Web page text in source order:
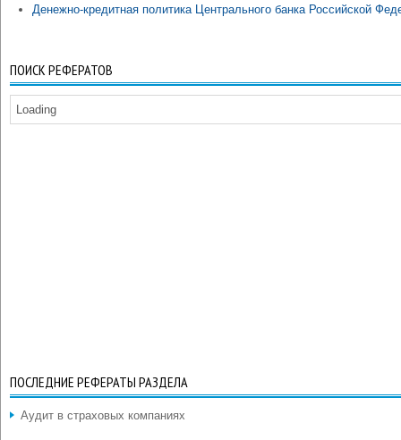
Денежно-кредитная политика Центрального банка Российской
ПОИСК РЕФЕРАТОВ
Loading
ПОСЛЕДНИЕ РЕФЕРАТЫ РАЗДЕЛА
Аудит в страховых компаниях